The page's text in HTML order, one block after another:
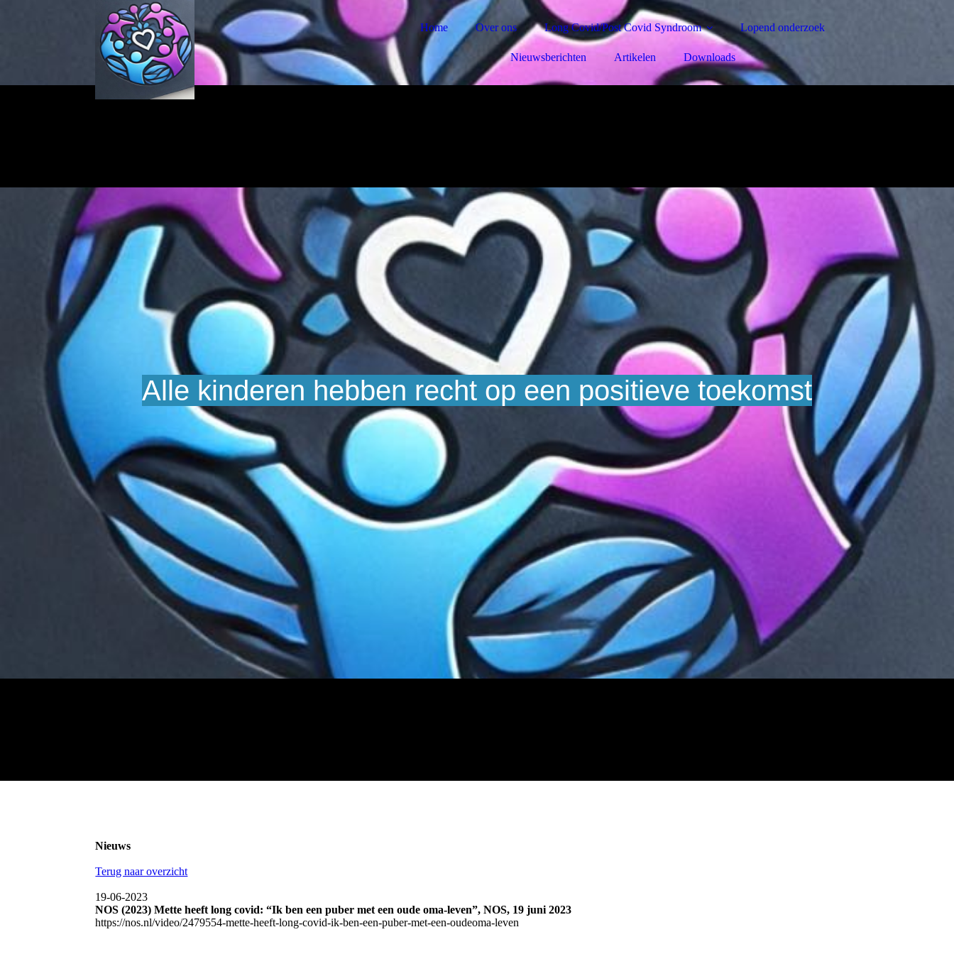
Home Over ons Long Covid/Post Covid Syndroom Lopend onderzoek
Nieuwsberichten Artikelen Downloads
Alle kinderen hebben recht op een positieve toekomst
Nieuws
Terug naar overzicht
19-06-2023
NOS (2023) Mette heeft long covid: “Ik ben een puber met een oude oma-leven”, NOS, 19 juni 2023
https://nos.nl/video/2479554-mette-heeft-long-covid-ik-ben-een-puber-met-een-oudeoma-leven